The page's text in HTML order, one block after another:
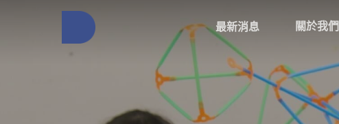
最新消息 關於我們